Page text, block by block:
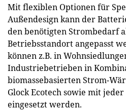
Mit flexiblen Optionen für
Außendesign kann der
den benötigten Strombedarf
Betriebsstandort angepasst
können z.B. in
Industriebetrieben in
biomassebasierten Strom-
Glock Ecotech sowie mit
eingesetzt werden.